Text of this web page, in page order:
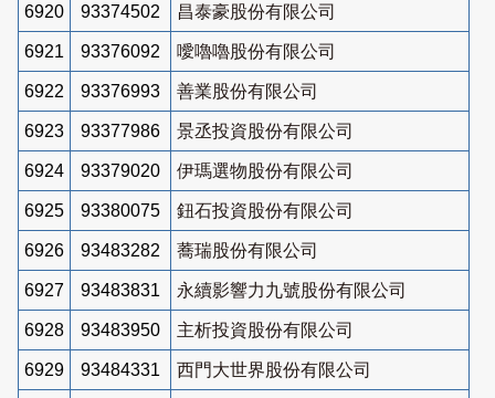
6920 93374502 昌泰豪股份有限公司
6921 93376092 噯嚕嚕股份有限公司
6922 93376993 善業股份有限公司
6923 93377986 景丞投資股份有限公司
6924 93379020 伊瑪選物股份有限公司
6925 93380075 鈕石投資股份有限公司
6926 93483282 蕎瑞股份有限公司
6927 93483831 永續影響力九號股份有限公司
6928 93483950 主析投資股份有限公司
6929 93484331 西門大世界股份有限公司